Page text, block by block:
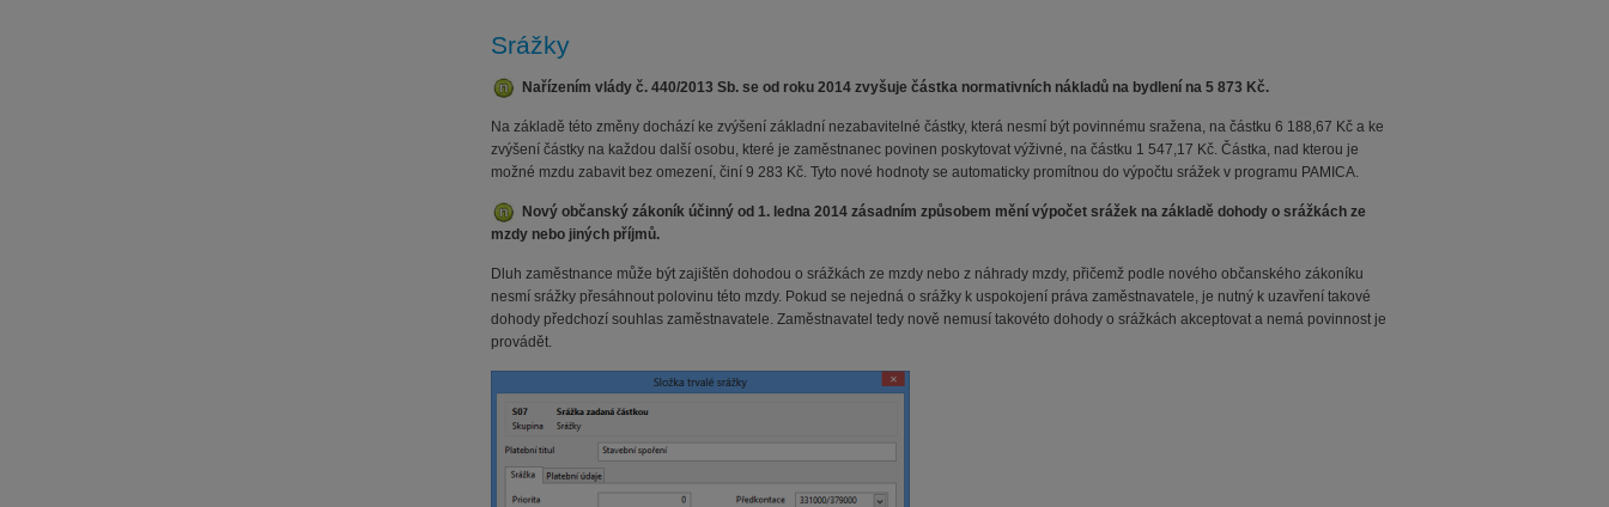
Srážky
Nařízením vlády č. 440/2013 Sb. se od roku 2014 zvyšuje částka normativních nákladů na bydlení na 5 873 Kč.
Na základě této změny dochází ke zvýšení základní nezabavitelné částky, která nesmí být povinnému sražena, na částku 6 188,67 Kč a ke
zvýšení částky na každou další osobu, které je zaměstnanec povinen poskytovat výživné, na částku 1 547,17 Kč. Částka, nad kterou je
možné mzdu zabavit bez omezení, činí 9 283 Kč. Tyto nové hodnoty se automaticky promítnou do výpočtu srážek v programu PAMICA.
Nový občanský zákoník účinný od 1. ledna 2014 zásadním způsobem mění výpočet srážek na základě dohody o srážkách ze
mzdy nebo jiných příjmů.
Dluh zaměstnance může být zajištěn dohodou o srážkách ze mzdy nebo z náhrady mzdy, přičemž podle nového občanského zákoníku
nesmí srážky přesáhnout polovinu této mzdy. Pokud se nejedná o srážky k uspokojení práva zaměstnavatele, je nutný k uzavření takové
dohody předchozí souhlas zaměstnavatele. Zaměstnavatel tedy nově nemusí takovéto dohody o srážkách akceptovat a nemá povinnost je
provádět.